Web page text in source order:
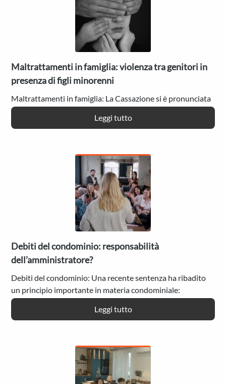
Maltrattamenti in famiglia: violenza tra genitori in
presenza di figli minorenni
Maltrattamenti in famiglia: La Cassazione si è pronunciata
in merito ai casi di violenza tra genitori stessi e in presenza
di figli minorenni. La Corte…
Leggi tutto:
Maltrattamenti
famiglia:
violenza
tra
genitori
in
presenza
di
minorenni
Debiti del condominio: responsabilità
dell’amministratore?
Debiti del condominio: Una recente sentenza ha ribadito
un principio importante in materia condominiale:
l’amministratore che non si attiva per recuperare i crediti
Leggi tutto:
Debiti
condominio:
responsabilità
dell’amministratore?